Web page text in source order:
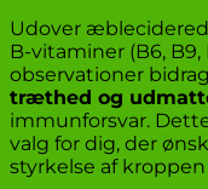
Udover
B-vitaminer (B6, B9,
observationer
træthed og
immunforsvar.
valg for dig, der
styrkelse af